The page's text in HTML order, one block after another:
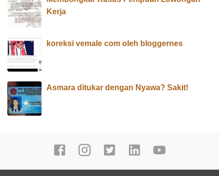
Kerja
koreksi vemale com oleh bloggernes
Asmara ditukar dengan Nyawa? Sakit!